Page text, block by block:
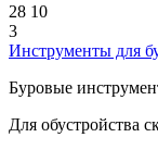
28 10
3
Инструменты для
Буровые
Для обустройства